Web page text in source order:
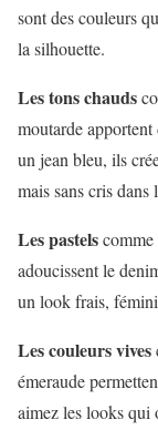
sont des couleurs
la silhouette.
Les tons chauds
moutarde
un jean bleu, ils
mais sans cris dans
Les pastelscomme
adoucissent le
un look frais,
Les couleurs vives
émeraude
aimez les looks qui